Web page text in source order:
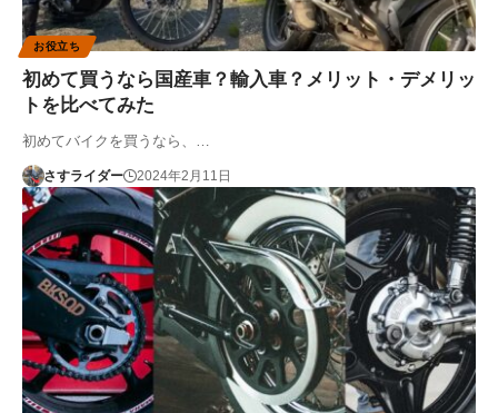
お役立ち
初めて買うなら国産車？輸入車？メリット・デメリッ
トを比べてみた
初めてバイクを買うなら、…
さすライダー 2024年2月11日